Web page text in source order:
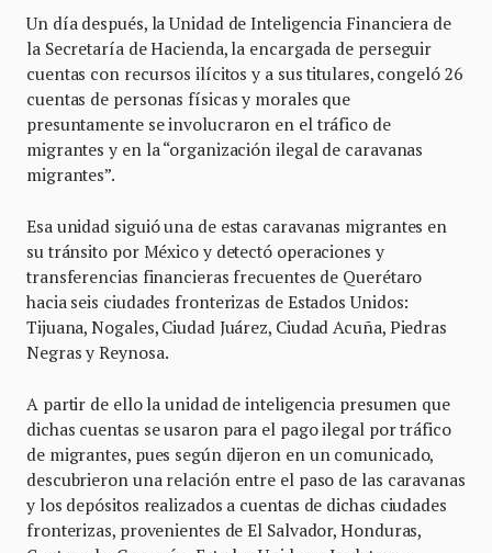
Un día después, la Unidad de Inteligencia Financiera de
la Secretaría de Hacienda, la encargada de perseguir
cuentas con recursos ilícitos y a sus titulares, congeló 26
cuentas de personas físicas y morales que
presuntamente se involucraron en el tráfico de
migrantes y en la “organización ilegal de caravanas
migrantes”.
Esa unidad siguió una de estas caravanas migrantes en
su tránsito por México y detectó operaciones y
transferencias financieras frecuentes de Querétaro
hacia seis ciudades fronterizas de Estados Unidos:
Tijuana, Nogales, Ciudad Juárez, Ciudad Acuña, Piedras
Negras y Reynosa.
A partir de ello la unidad de inteligencia presumen que
dichas cuentas se usaron para el pago ilegal por tráfico
de migrantes, pues según dijeron en un comunicado,
descubrieron una relación entre el paso de las caravanas
y los depósitos realizados a cuentas de dichas ciudades
fronterizas, provenientes de El Salvador, Honduras,